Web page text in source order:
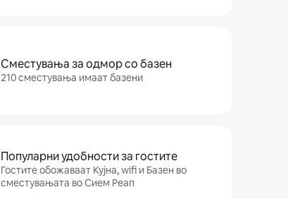
Сместувања за одмор со базен
210 сместувања имаат базени
Популарни удобности за гостите
Гостите обожаваат Кујна, wifi и Базен во
сместувањата во Сием Реап